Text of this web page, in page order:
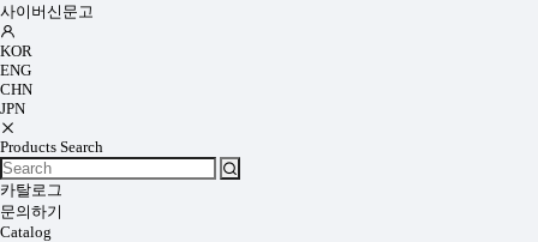
사이버신문고
KOR
ENG
CHN
JPN
Products Search
카탈로그
문의하기
Catalog